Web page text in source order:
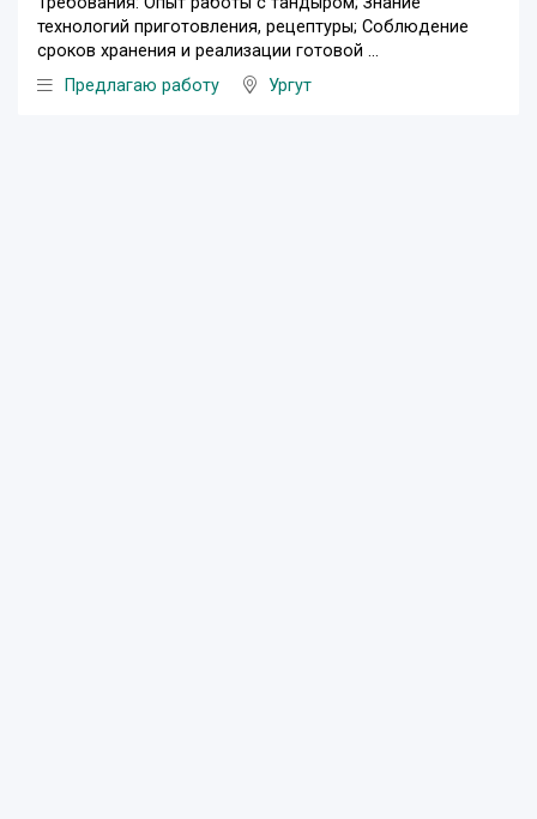
технологий приготовления, рецептуры; Соблюдение
сроков хранения и реализации готовой ...
Предлагаю работу
Ургут